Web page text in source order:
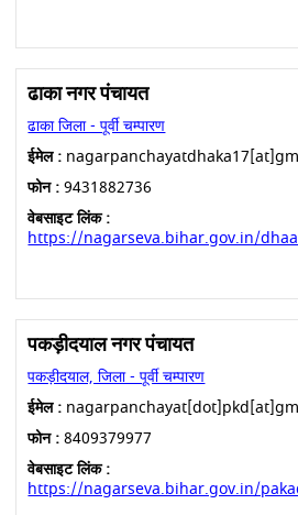
ढाका नगर पंचायत
ढाका जिला - पूर्वी चम्पारण
ईमेल :
फोन :9431882736
वेबसाइट लिंक :
https://nagarseva.bihar.gov.in/
पकड़ीदयाल नगर पंचायत
पकड़ीदयाल, जिला - पूर्वी चम्पारण
ईमेल :
फोन :8409379977
वेबसाइट लिंक :
https://nagarseva.bihar.gov.in/